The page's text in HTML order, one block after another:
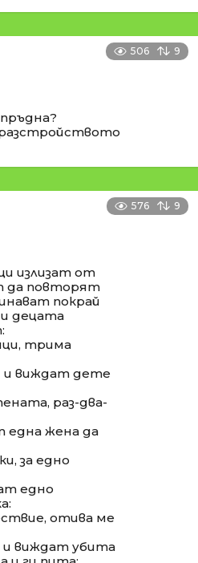
506 9
576 9
излизат от
да повторят
покрай
децата
трима
и виждат дете
раз-два-
една жена да
за едно
едно
отива ме
и виждат убита